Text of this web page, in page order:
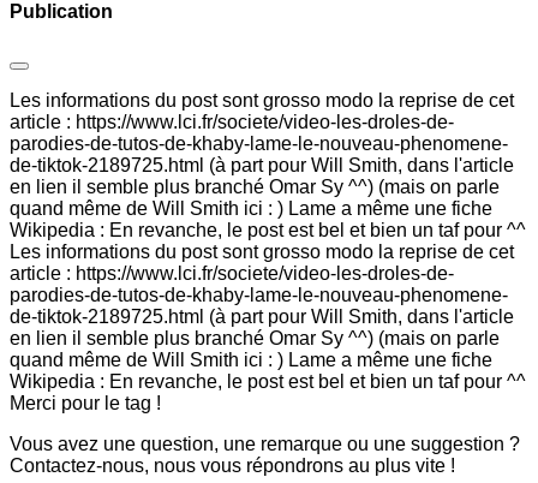
Publication
Les informations du post sont grosso modo la reprise de cet
article : https://www.lci.fr/societe/video-les-droles-de-
parodies-de-tutos-de-khaby-lame-le-nouveau-phenomene-
de-tiktok-2189725.html (à part pour Will Smith, dans l'article
en lien il semble plus branché Omar Sy ^^) (mais on parle
quand même de Will Smith ici : ) Lame a même une fiche
Wikipedia : En revanche, le post est bel et bien un taf pour ^^
Les informations du post sont grosso modo la reprise de cet
article : https://www.lci.fr/societe/video-les-droles-de-
parodies-de-tutos-de-khaby-lame-le-nouveau-phenomene-
de-tiktok-2189725.html (à part pour Will Smith, dans l'article
en lien il semble plus branché Omar Sy ^^) (mais on parle
quand même de Will Smith ici : ) Lame a même une fiche
Wikipedia : En revanche, le post est bel et bien un taf pour ^^
Merci pour le tag !
Vous avez une question, une remarque ou une suggestion ?
Contactez-nous, nous vous répondrons au plus vite !